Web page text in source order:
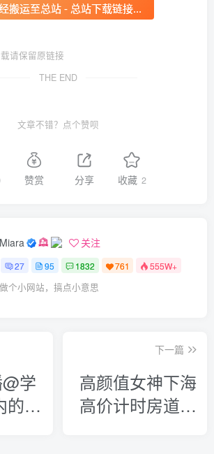
搬运至总站 - 总站下载链接...
请保留原链接
THE END
文章不错？点个赞呗
赞赏 分享 收藏 2
Miara 关注
27 95 1832 761 555W+
做个小网站，搞点小意思
学
的尺
下一篇
高颜值女神下海
高价计时房道具